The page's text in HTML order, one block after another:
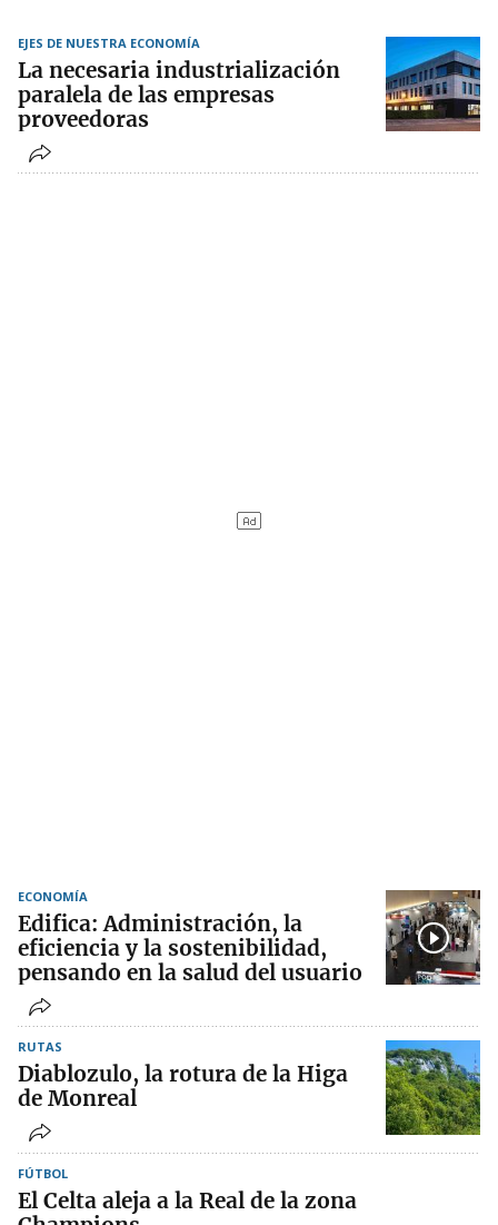
EJES DE NUESTRA ECONOMÍA
La necesaria industrialización
paralela de las empresas
proveedoras
ECONOMÍA
Edifica: Administración, la
eficiencia y la sostenibilidad,
pensando en la salud del usuario
RUTAS
Diablozulo, la rotura de la Higa
de Monreal
FÚTBOL
El Celta aleja a la Real de la zona